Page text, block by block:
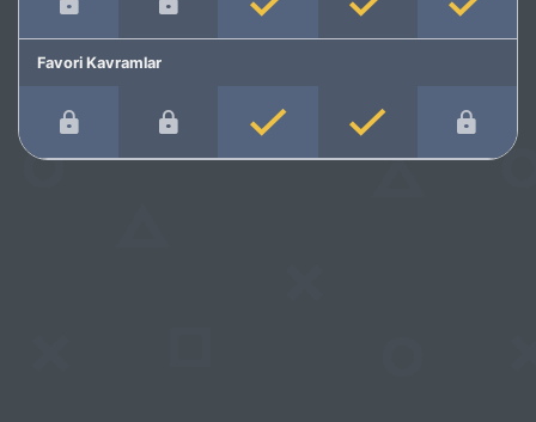
Favori Kavramlar